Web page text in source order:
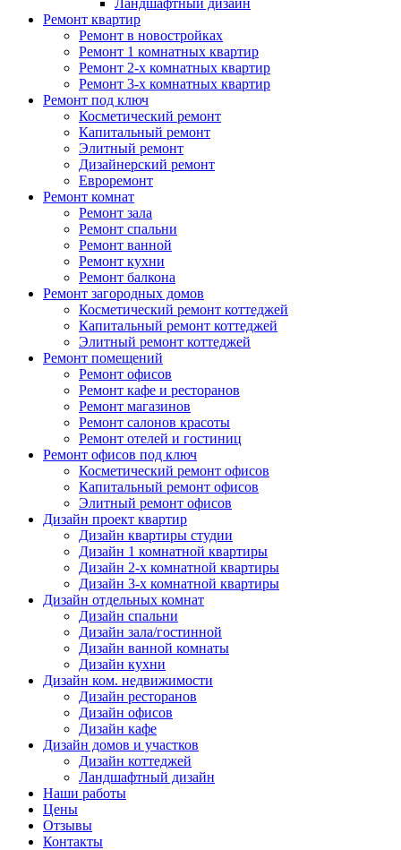
Ландшафтный дизайн
Ремонт квартир
Ремонт в новостройках
Ремонт 1 комнатных квартир
Ремонт 2-х комнатных квартир
Ремонт 3-х комнатных квартир
Ремонт под ключ
Косметический ремонт
Капитальный ремонт
Элитный ремонт
Дизайнерский ремонт
Евроремонт
Ремонт комнат
Ремонт зала
Ремонт спальни
Ремонт ванной
Ремонт кухни
Ремонт балкона
Ремонт загородных домов
Косметический ремонт коттеджей
Капитальный ремонт коттеджей
Элитный ремонт коттеджей
Ремонт помещений
Ремонт офисов
Ремонт кафе и ресторанов
Ремонт магазинов
Ремонт салонов красоты
Ремонт отелей и гостиниц
Ремонт офисов под ключ
Косметический ремонт офисов
Капитальный ремонт офисов
Элитный ремонт офисов
Дизайн проект квартир
Дизайн квартиры студии
Дизайн 1 комнатной квартиры
Дизайн 2-х комнатной квартиры
Дизайн 3-х комнатной квартиры
Дизайн отдельных комнат
Дизайн спальни
Дизайн зала/гостинной
Дизайн ванной комнаты
Дизайн кухни
Дизайн ком. недвижимости
Дизайн ресторанов
Дизайн офисов
Дизайн кафе
Дизайн домов и участков
Дизайн коттеджей
Ландшафтный дизайн
Наши работы
Цены
Отзывы
Контакты